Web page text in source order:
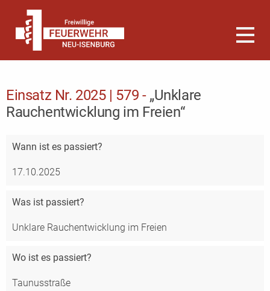
Einsatz Nr. 2025 | 579 - „Unklare
Rauchentwicklung im Freien“
Wann ist es passiert?
17.10.2025
Was ist passiert?
Unklare Rauchentwicklung im Freien
Wo ist es passiert?
Taunusstraße